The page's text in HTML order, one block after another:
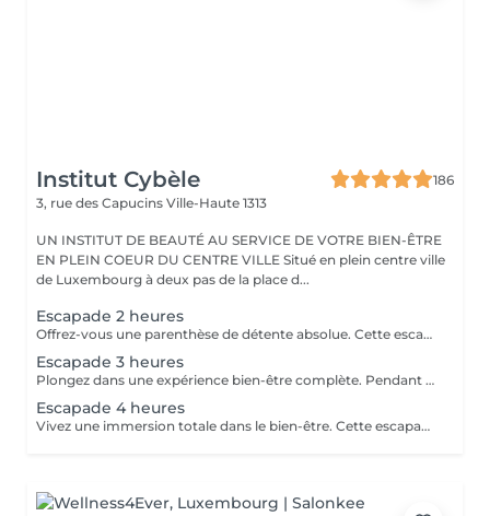
Institut Cybèle
186
3, rue des Capucins Ville-Haute 1313
UN INSTITUT DE BEAUTÉ AU SERVICE DE VOTRE BIEN-ÊTRE
EN PLEIN COEUR DU CENTRE VILLE Situé en plein centre ville
de Luxembourg à deux pas de la place d...
Escapade 2 heures
Offrez-vous une parenthèse de détente absolue. Cette escapade de 2 heures est idéale pour relâcher les tensions, se ressourcer et s'accorder un moment de bien-être hors du temps. Une pause parfaite pour le corps et l'esprit. Gommage au sable noir du corps, aux effluves boisées d'encens, de feuilles de verveine séchées et citron vert. Massage relaxant du corps à l'huile chaude aux notes ambrées et vanillées. Soin visage coup d'éclat
Escapade 3 heures
Plongez dans une expérience bien-être complète. Pendant 3 heures, laissez-vous envelopper par une atmosphère apaisante, pensée pour une relaxation profonde et durable. Le parfait équilibre entre lâcher-prise, soin et évasion. Gommage du corps gommage hindou aux effluves sucrés d'amande et de pistache. Enveloppement traditionnel du corps au curcuma et santal qui rendra un éclat à votre peau et la laissera douce comme de la soie. Soin visage nourrissant et régénérant à l'huile d'argan Le chois des produits utilisés peuvent être modifiés en fonction des saisons et des goûts de chacun.
Escapade 4 heures
Vivez une immersion totale dans le bien-être. Cette escapade de 4 heures vous invite à un voyage sensoriel d'exception, dédié à la détente intense, au ressourcement et au plaisir de prendre du temps pour soi. Une expérience luxueuse et inoubliable. Gommage reminéralisant au sel de la mer morte Enveloppement réparateur intense au beurre d'arganier Massage complet aux huiles chaudes des pieds à la tête Soin visage oxygénant et nourrissant Manucure et pédicure Ls produits utilisés peuvent varier en fonction des saisons ou des goûts de chacun.